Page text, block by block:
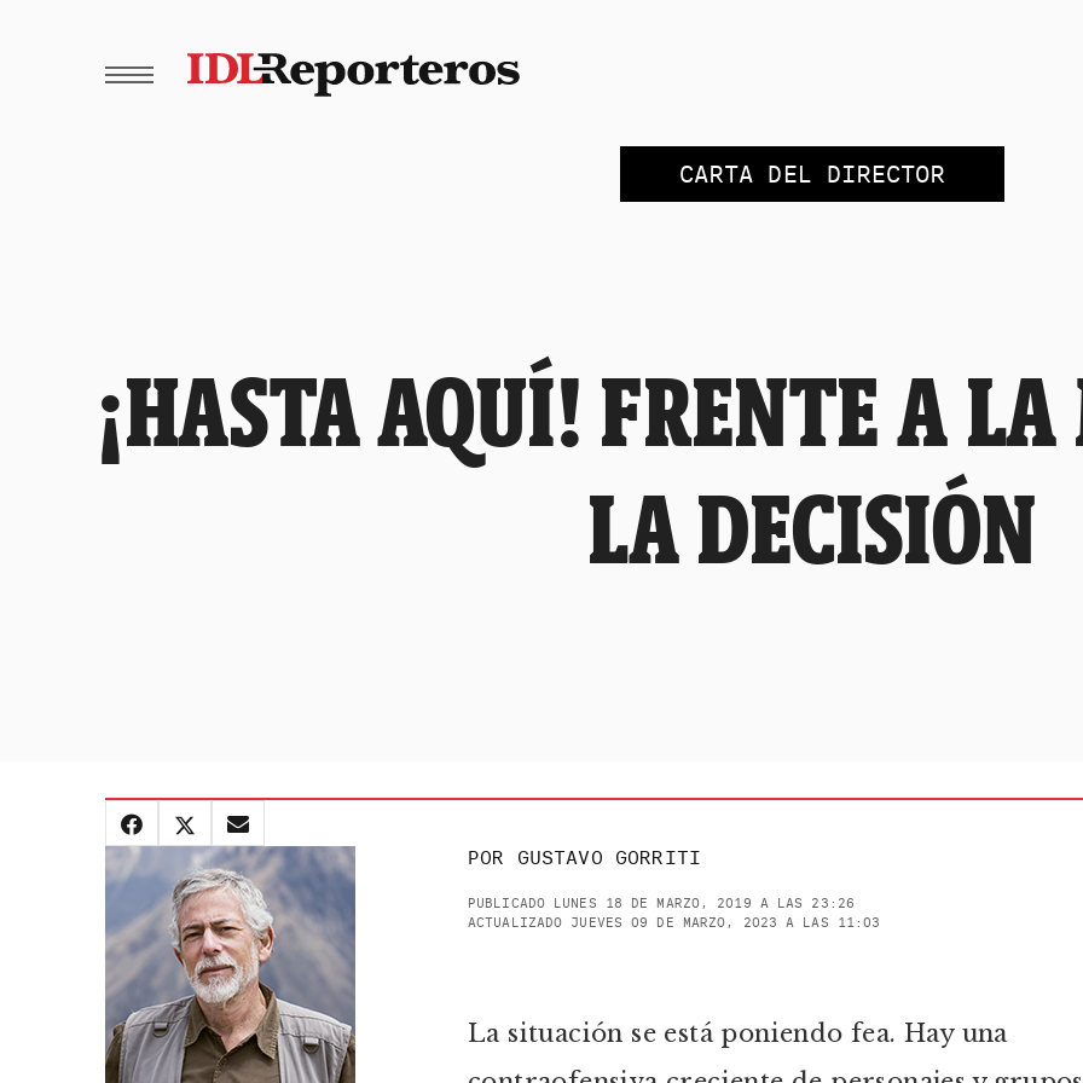
CARTA DEL DIRECTOR
¡HASTA AQUÍ! FRENTE A
LA DECISIÓN
POR GUSTAVO GORRITI
PUBLICADO LUNES 18 DE MARZO, 2019 A LAS 23:26
ACTUALIZADO JUEVES 09 DE MARZO, 2023 A LAS 11:03
La situación se está poniendo fea. Hay una